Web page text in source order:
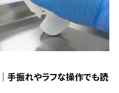
手振れやラフな操作でも読